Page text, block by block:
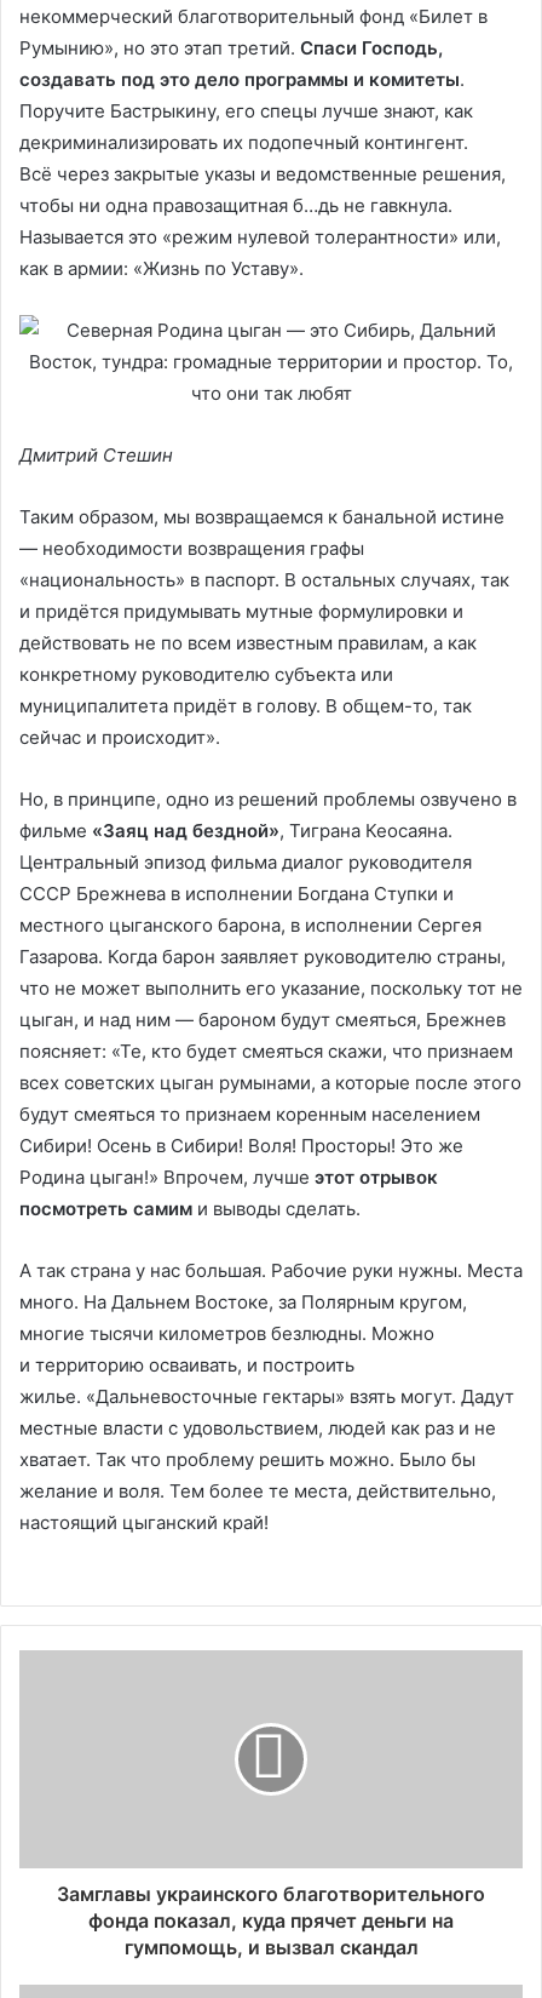
некоммерческий благотворительный фонд «Билет в
Румынию», но это этап третий. Спаси Господь,
создавать под это дело программы и комитеты.
Поручите Бастрыкину, его спецы лучше знают, как
декриминализировать их подопечный контингент.
Всё через закрытые указы и ведомственные решения,
чтобы ни одна правозащитная б…дь не гавкнула.
Называется это «режим нулевой толерантности» или,
как в армии: «Жизнь по Уставу».
Дмитрий Стешин
Таким образом, мы возвращаемся к банальной истине
— необходимости возвращения графы
«национальность» в паспорт. В остальных случаях, так
и придётся придумывать мутные формулировки и
действовать не по всем известным правилам, а как
конкретному руководителю субъекта или
муниципалитета придёт в голову. В общем-то, так
сейчас и происходит».
Но, в принципе, одно из решений проблемы озвучено в
фильме «Заяц над бездной», Тиграна Кеосаяна.
Центральный эпизод фильма диалог руководителя
СССР Брежнева в исполнении Богдана Ступки и
местного цыганского барона, в исполнении Сергея
Газарова. Когда барон заявляет руководителю страны,
что не может выполнить его указание, поскольку тот не
цыган, и над ним — бароном будут смеяться, Брежнев
поясняет: «Те, кто будет смеяться скажи, что признаем
всех советских цыган румынами, а которые после этого
будут смеяться то признаем коренным населением
Сибири! Осень в Сибири! Воля! Просторы! Это же
Родина цыган!» Впрочем, лучше этот отрывок
посмотреть самим и выводы сделать.
А так страна у нас большая. Рабочие руки нужны. Места
много. На Дальнем Востоке, за Полярным кругом,
многие тысячи километров безлюдны. Можно
и территорию осваивать, и построить
жилье. «Дальневосточные гектары» взять могут. Дадут
местные власти с удовольствием, людей как раз и не
хватает. Так что проблему решить можно. Было бы
желание и воля. Тем более те места, действительно,
настоящий цыганский край!
Замглавы украинского благотворительного
фонда показал, куда прячет деньги на
гумпомощь, и вызвал скандал